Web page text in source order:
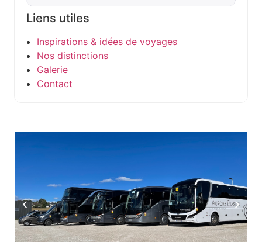
Liens utiles
Inspirations & idées de voyages
Nos distinctions
Galerie
Contact